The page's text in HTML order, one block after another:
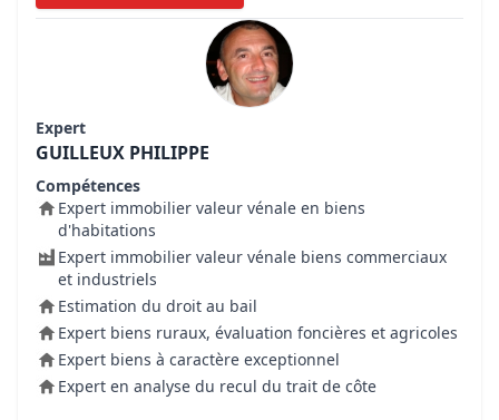
Expert
GUILLEUX PHILIPPE
Compétences
Expert immobilier valeur vénale en biens
d'habitations
Expert immobilier valeur vénale biens commerciaux
et industriels
Estimation du droit au bail
Expert biens ruraux, évaluation foncières et agricoles
Expert biens à caractère exceptionnel
Expert en analyse du recul du trait de côte